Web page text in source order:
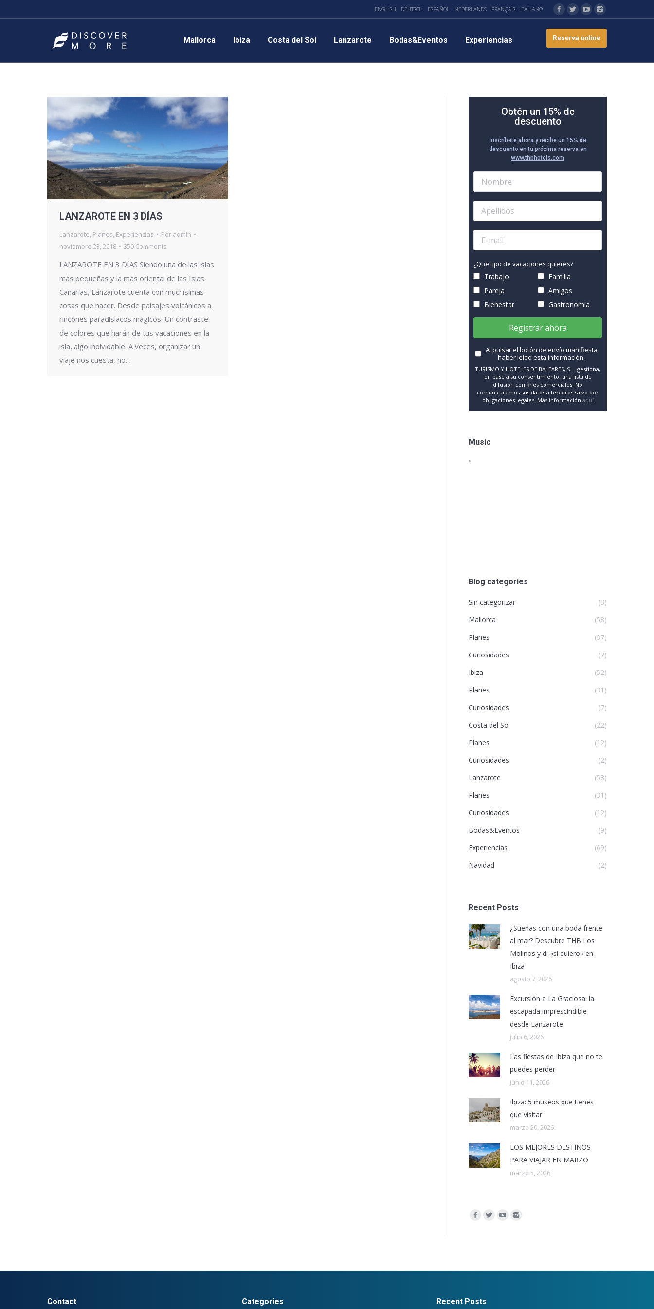
ENGLISH DEUTSCH ESPAÑOL NEDERLANDS FRANÇAIS ITALIANO
Mallorca Ibiza Costa del Sol Lanzarote Bodas&Eventos Experiencias Reserva online
LANZAROTE EN 3 DÍAS
Lanzarote Planes Experiencias Por admin
noviembre 23, 2018
350 Comments
LANZAROTE EN 3 DÍAS Siendo una de las islas
más pequeñas y la más oriental de las Islas
Canarias, Lanzarote cuenta con muchísimas
cosas que hacer. Desde paisajes volcánicos a
rincones paradisiacos mágicos. Un contraste
de colores que harán de tus vacaciones en la
isla, algo inolvidable. A veces, organizar un
viaje nos cuesta, no…
Obtén un 15% de
descuento
Inscríbete ahora y recibe un 15% de
descuento en tu próxima reserva en
www.thbhotels.com
¿Qué tipo de vacaciones quieres?
Trabajo
Familia
Pareja
Amigos
Bienestar
Gastronomía
Registrar ahora
Al pulsar el botón de envío manifiesta
haber leído esta información.
TURISMO Y HOTELES DE BALEARES, S.L. gestiona,
en base a su consentimiento, una lista de
difusión con fines comerciales. No
comunicaremos sus datos a terceros salvo por
obligaciones legales. Más información aquí
Music
"
Blog categories
Sin categorizar
(3)
Mallorca
(58)
Planes
(37)
Curiosidades
(7)
Ibiza
(52)
Planes
(31)
Curiosidades
(7)
Costa del Sol
(22)
Planes
(12)
Curiosidades
(2)
Lanzarote
(58)
Planes
(31)
Curiosidades
(12)
Bodas&Eventos
(9)
Experiencias
(69)
Navidad
(2)
Recent Posts
¿Sueñas con una boda frente
al mar? Descubre THB Los
Molinos y di «sí quiero» en
Ibiza
agosto 7, 2026
Excursión a La Graciosa: la
escapada imprescindible
desde Lanzarote
julio 6, 2026
Las fiestas de Ibiza que no te
puedes perder
junio 11, 2026
Ibiza: 5 museos que tienes
que visitar
marzo 20, 2026
LOS MEJORES DESTINOS
PARA VIAJAR EN MARZO
marzo 5, 2026
Encuéntranos en:
Contact Categories Recent Posts